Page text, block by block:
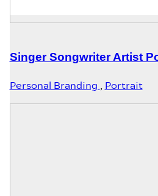
Singer Songwriter Artist
Personal Branding Portrait